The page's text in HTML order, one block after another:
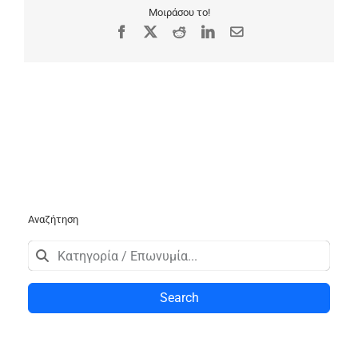
Μοιράσου το!
Facebook RedditLinkedIn
Email
Αναζήτηση
Search